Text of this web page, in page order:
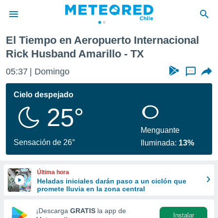
de
para
la
calidad.
a este
forma
digital
El Tiempo en Aeropuerto Internacional
Rick Husband Amarillo - TX
05:37 Domingo ...
Cielo despejado
25°
Sensación de 26°
Menguante
Iluminada: 13%
Última hora
Heladas iniciales darán paso a un ciclón que
promete lluvia en la zona central
¡Descarga GRATIS la app de
Instalar